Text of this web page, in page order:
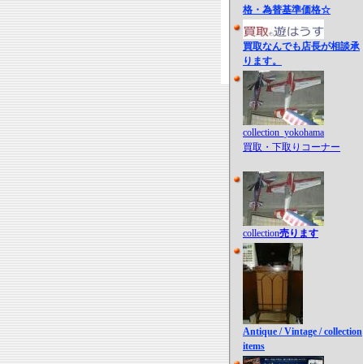
格・為替基準価格☆
買取なんでも店長が相談承
ります。
collection_yokohama
買取・下取りコーナー
collection売ります
Antique / Vintage / collection
items